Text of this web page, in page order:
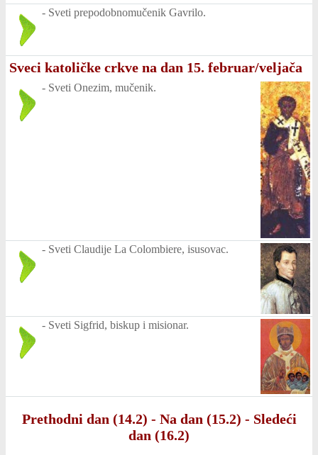
- Sveti prepodobnomučenik Gavrilo.
Sveci katoličke crkve na dan 15. februar/veljača
- Sveti Onezim, mučenik.
- Sveti Claudije La Colombiere, isusovac.
- Sveti Sigfrid, biskup i misionar.
Prethodni dan (14.2) - Na dan (15.2) - Sledeći
dan (16.2)